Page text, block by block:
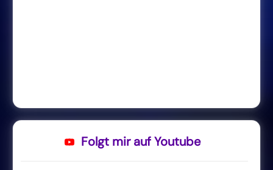
Folgt mir auf Youtube